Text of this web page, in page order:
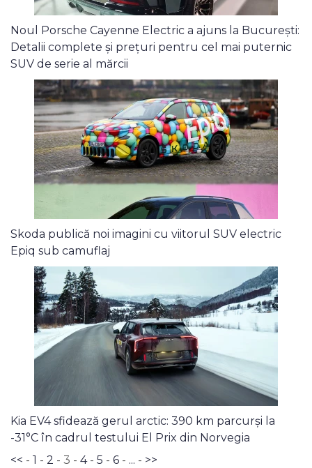
Noul Porsche Cayenne Electric a ajuns la București:
Detalii complete și prețuri pentru cel mai puternic
SUV de serie al mărcii
Skoda publică noi imagini cu viitorul SUV electric
Epiq sub camuflaj
Kia EV4 sfidează gerul arctic: 390 km parcurși la
-31°C în cadrul testului El Prix din Norvegia
<< - 1 - 2 - 3 - 4- 5 - 6 - ... - >>